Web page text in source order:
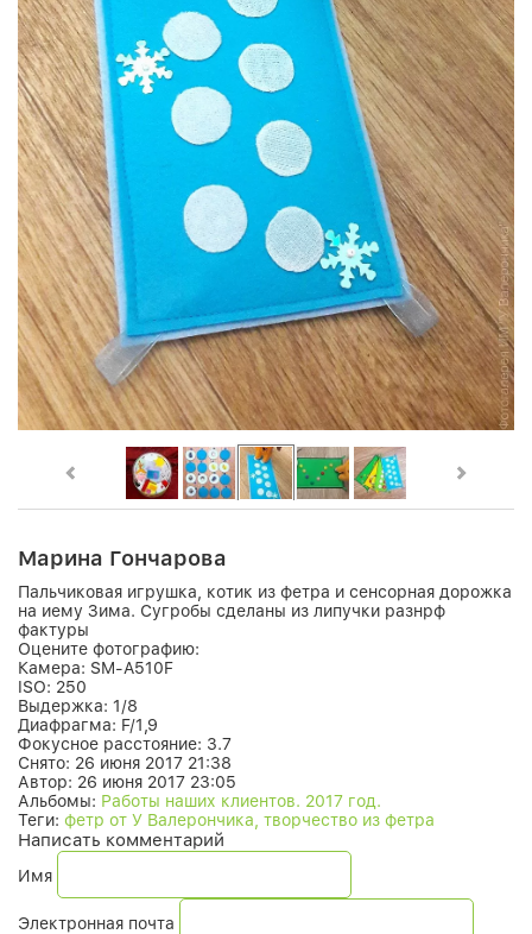
Марина Гончарова
Пальчиковая игрушка, котик из фетра и сенсорная дорожка
на иему Зима. Сугробы сделаны из липучки разнрф
фактуры
Оцените фотографию:
Камера: SM-A510F
ISO: 250
Выдержка: 1/8
Диафрагма: F/1,9
Фокусное расстояние: 3.7
Снято: 26 июня 2017 21:38
Автор: 26 июня 2017 23:05
Альбомы: Работы наших клиентов. 2017 год.
Теги: фетр от У Валерончика, творчество из фетра
Написать комментарий
Имя
Электронная почта